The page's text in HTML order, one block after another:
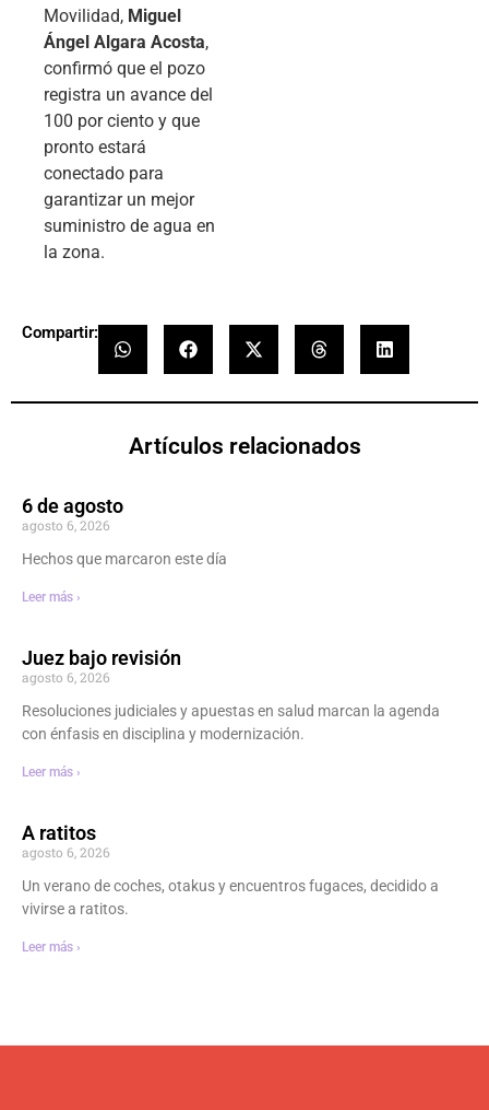
Movilidad, Miguel
Ángel Algara Acosta,
confirmó que el pozo
registra un avance del
100 por ciento y que
pronto estará
conectado para
garantizar un mejor
suministro de agua en
la zona.
Compartir:
Artículos relacionados
6 de agosto
agosto 6, 2026
Hechos que marcaron este día
Leer más ›
Juez bajo revisión
agosto 6, 2026
Resoluciones judiciales y apuestas en salud marcan la agenda
con énfasis en disciplina y modernización.
Leer más ›
A ratitos
agosto 6, 2026
Un verano de coches, otakus y encuentros fugaces, decidido a
vivirse a ratitos.
Leer más ›